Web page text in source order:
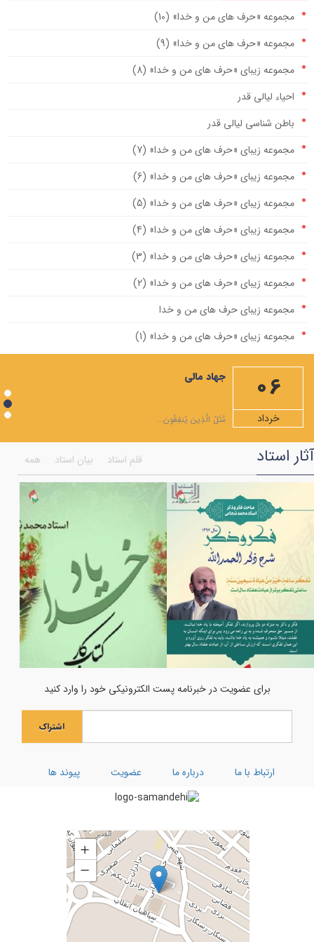
مجموعه «حرف های من و خدا» (10)
مجموعه «حرف های من و خدا» (9)
مجموعه زیبای «حرف های من و خدا» (8)
احیاء لیالی قدر
باطن شناسی لیالی قدر
مجموعه زیبای «حرف های من و خدا» (7)
مجموعه زیبای «حرف های من و خدا» (6)
مجموعه زیبای «حرف های من و خدا» (5)
مجموعه زیبای «حرف های من و خدا» (4)
مجموعه زیبای «حرف های من و خدا» (3)
مجموعه زیبای «حرف های من و خدا» (2)
مجموعه زیبای حرف های من و خدا
مجموعه زیبای «حرف های من و خدا» (1)
مهمترین صله ارحام، ایجاد رابطه با امام زمان علیه السلام است
ویژه نامه ماه مبارک رمضان
شرح دعاهای روزهای ماه رمضان+صوت
شرح صلوات مخصوص ماه رمضان
همایش اختتامیه جشنواره انسان تمام
ویژه نامه ماه شعبان المعظم
به مناسبت شهادت امام موسی کاظم علیه السلام
فضایل مولی علی علیه السلام به روایت قرآن
بر کرانه ی امام جود و سخا امام جواد (علیه السلام)
اعمال هر ماه نو و نماز اول ماه
ویژه نامه ماه رجب
اولین فراخوان هنری انسان تمام
جشن میلاد حضرت مادر سلام‌الله‌علیها
جشن بزرگ ولادت بانوی آب و آیینه
جهاد مالی
مَّثَلُ الَّذِينَ يُنفِقُونَ...
06
خرداد
همه بیان استاد قلم استاد آثار استاد
برای عضویت در خبرنامه پست الکترونیکی خود را وارد کنید
اشتراک
ارتباط با ما درباره ما عضویت پیوند ها